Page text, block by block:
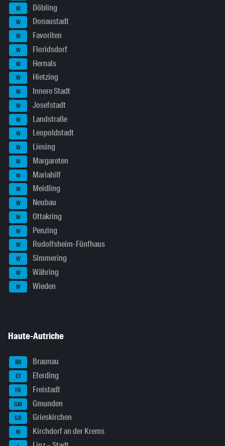
W Döbling
W Donaustadt
W Favoriten
W Floridsdorf
W Hernals
W Hietzing
W Innere Stadt
W Josefstadt
W Landstraße
W Leopoldstadt
W Liesing
W Margareten
W Mariahilf
W Meidling
W Neubau
W Ottakring
W Penzing
W Rudolfsheim-Fünfhaus
W Simmering
W Währing
W Wieden
Haute-Autriche
BR Braunau
EF Eferding
FR Freistadt
GM Gmunden
GR Grieskirchen
KI Kirchdorf an der Krems